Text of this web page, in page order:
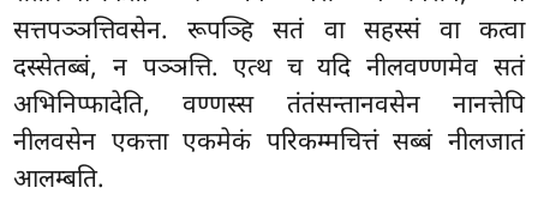
सत्तपञ्ञत्तिवसेन. रूपञ्हि सतं वा सहस्सं वा कत्वा
दस्सेतब्बं, न पञ्ञत्ति. एत्थ च यदि नीलवण्णमेव सतं
अभिनिप्फादेति, वण्णस्स तंतंसन्तानवसेन नानत्तेपि
नीलवसेन एकत्ता एकमेकं परिकम्मचित्तं सब्बं नीलजातं
आलम्बति.